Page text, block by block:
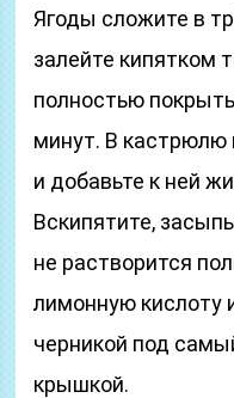
Ягоды сложите в
залейте кипятком
полностью
минут. В кастрюлю
и добавьте к ней
Вскипятите,
не растворится
лимонную кислоту
черникой под
крышкой.